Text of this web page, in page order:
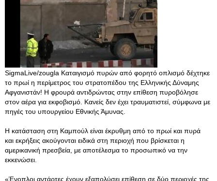
SigmaLive/zougla Καταιγισμό πυρών από φορητό οπλισμό δέχτηκε
το πρωί η περίμετρος του στρατοπέδου της Ελληνικής Δύναμης
Αφγανιστάν! Η φρουρά αντιδρώντας στην επίθεση πυροβόλησε
στον αέρα για εκφοβισμό. Κανείς δεν έχει τραυματιστεί, σύμφωνα με
πηγές του υπουργείου Εθνικής Άμυνας.
Η κατάσταση στη Καμπούλ είναι έκρυθμη από το πρωί και πυρά
και εκρήξεις ακούγονται ειδικά στη περιοχή που βρίσκεται η
αμερικανική πρεσβεία, με αποτέλεσμα το προσωπικό να την
εκκενώσει.
«Ένοπλοι αντάρτες έχουν εξαπολύσει επίθεση σε δύο περιοχές της